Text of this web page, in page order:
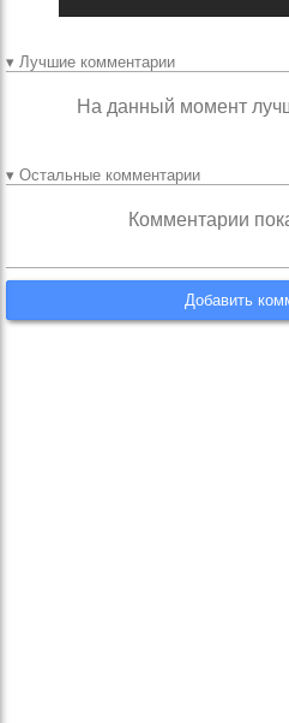
▾ Лучшие комментарии
На данный момент
▾ Остальные комментарии
Комментарии
Добавить